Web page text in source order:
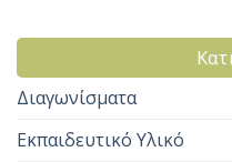
Διαγωνίσματα
Εκπαιδευτικό Υλικό